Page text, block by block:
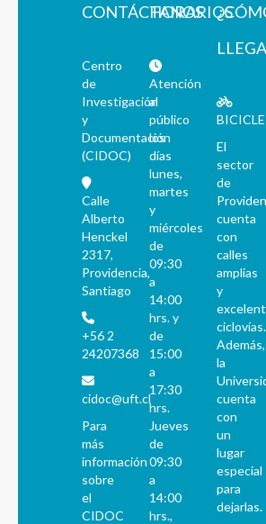
CONTÁCTANOS
Centro
de
Investigación
y
Documentación
(CIDOC)
Calle
Alberto
Henckel
2317,
Providencia,
Santiago
+56 2
24207368
cidoc@uft.cl
Para
más
información
sobre
el
CIDOC
HORARIOS
Atención
al
público
los
días
lunes,
martes
y
miércoles
de
09:30
a
14:00
hrs. y
de
15:00
a
17:30
hrs.
Jueves
de
09:30
a
14:00
hrs.,
El
sector
de
cuenta
con
calles
amplias
y
ciclovías.
Además,
la
cuenta
con
un
lugar
especial
para
dejarlas.